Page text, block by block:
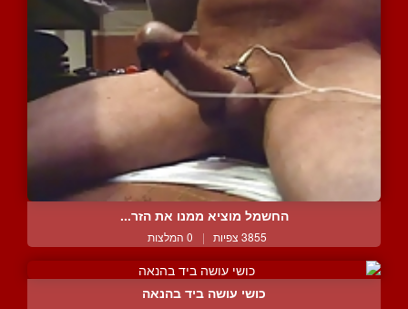
החשמל מוציא ממנו את הזר...
3855 צפיות | 0 המלצות
כושי עושה ביד בהנאה